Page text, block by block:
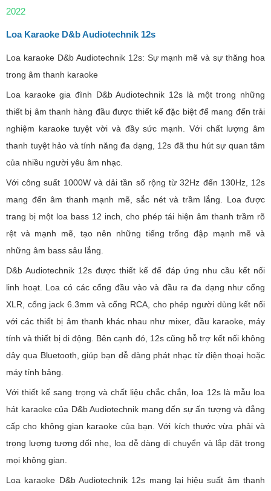
2022
Loa Karaoke D&b Audiotechnik 12s
Loa karaoke D&b Audiotechnik 12s: Sự mạnh mẽ và sự thăng hoa
trong âm thanh karaoke
Loa karaoke gia đình D&b Audiotechnik 12s là một trong những
thiết bị âm thanh hàng đầu được thiết kế đặc biệt để mang đến trải
nghiệm karaoke tuyệt vời và đầy sức mạnh. Với chất lượng âm
thanh tuyệt hảo và tính năng đa dạng, 12s đã thu hút sự quan tâm
của nhiều người yêu âm nhạc.
Với công suất 1000W và dải tần số rộng từ 32Hz đến 130Hz, 12s
mang đến âm thanh mạnh mẽ, sắc nét và trầm lắng. Loa được
trang bị một loa bass 12 inch, cho phép tái hiện âm thanh trầm rõ
rệt và mạnh mẽ, tạo nên những tiếng trống đập mạnh mẽ và
những âm bass sâu lắng.
D&b Audiotechnik 12s được thiết kế để đáp ứng nhu cầu kết nối
linh hoạt. Loa có các cổng đầu vào và đầu ra đa dạng như cổng
XLR, cổng jack 6.3mm và cổng RCA, cho phép người dùng kết nối
với các thiết bị âm thanh khác nhau như mixer, đầu karaoke, máy
tính và thiết bị di động. Bên cạnh đó, 12s cũng hỗ trợ kết nối không
dây qua Bluetooth, giúp bạn dễ dàng phát nhạc từ điện thoại hoặc
máy tính bảng.
Với thiết kế sang trọng và chất liệu chắc chắn, loa 12s là mẫu loa
hát karaoke của D&b Audiotechnik mang đến sự ấn tượng và đẳng
cấp cho không gian karaoke của bạn. Với kích thước vừa phải và
trọng lượng tương đối nhẹ, loa dễ dàng di chuyển và lắp đặt trong
mọi không gian.
Loa karaoke D&b Audiotechnik 12s mang lại hiệu suất âm thanh